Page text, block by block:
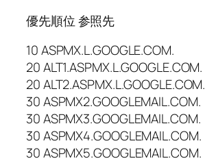
優先順位 参照先
10 ASPMX.L.GOOGLE.COM.
20 ALT1.ASPMX.L.GOOGLE.COM.
20 ALT2.ASPMX.L.GOOGLE.COM.
30 ASPMX2.GOOGLEMAIL.COM.
30 ASPMX3.GOOGLEMAIL.COM.
30 ASPMX4.GOOGLEMAIL.COM.
30 ASPMX5.GOOGLEMAIL.COM.